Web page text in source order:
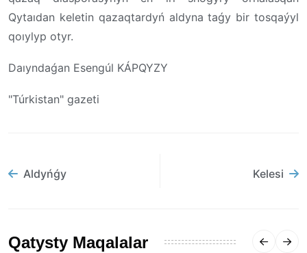
Qytaıdan keletin qazaqtardyń aldyna taǵy bir tosqaýyl
qoıylyp otyr.
Daıyndaǵan Esengúl KÁPQYZY
"Túrkistan" gazeti
Aldyńǵy Kelesi
Qatysty Maqalalar